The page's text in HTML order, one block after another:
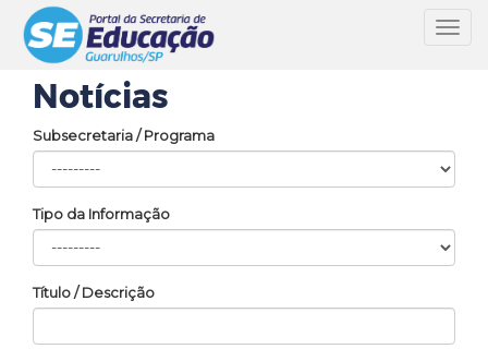
Notícias
Subsecretaria / Programa
Tipo da Informação
Título / Descrição